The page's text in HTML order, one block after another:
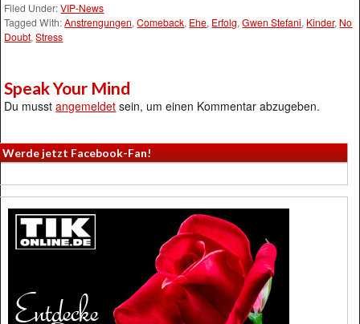
Filed Under:VIP-News
Tagged With:Anstrengungen,Comeback, Ehe, Erfolg,Gwen Stefani, Kinder, No
Doubt,Stress
Speak Your Mind
Du musstangemeldet sein, um einen Kommentar abzugeben.
Werde jetzt Facebook-Fan!